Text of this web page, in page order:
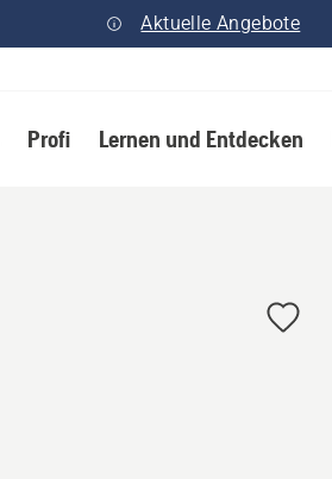
Aktuelle Angebote
Profi Lernen und Entdecken